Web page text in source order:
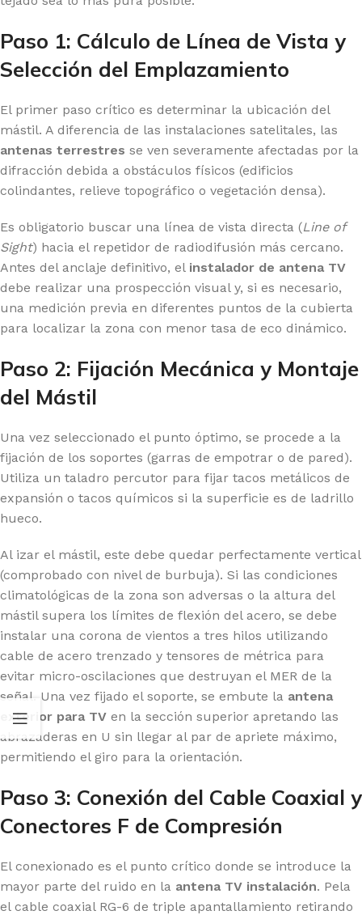
Paso 1: Cálculo de Línea de Vista y
Selección del Emplazamiento
El primer paso crítico es determinar la ubicación del
mástil. A diferencia de las instalaciones satelitales, las
antenas terrestres se ven severamente afectadas por la
difracción debida a obstáculos físicos (edificios
colindantes, relieve topográfico o vegetación densa).
Es obligatorio buscar una línea de vista directa (Line of
Sight) hacia el repetidor de radiodifusión más cercano.
Antes del anclaje definitivo, el instalador de antena TV
debe realizar una prospección visual y, si es necesario,
una medición previa en diferentes puntos de la cubierta
para localizar la zona con menor tasa de eco dinámico.
Paso 2: Fijación Mecánica y Montaje
del Mástil
Una vez seleccionado el punto óptimo, se procede a la
fijación de los soportes (garras de empotrar o de pared).
Utiliza un taladro percutor para fijar tacos metálicos de
expansión o tacos químicos si la superficie es de ladrillo
hueco.
Al izar el mástil, este debe quedar perfectamente vertical
(comprobado con nivel de burbuja). Si las condiciones
climatológicas de la zona son adversas o la altura del
mástil supera los límites de flexión del acero, se debe
instalar una corona de vientos a tres hilos utilizando
cable de acero trenzado y tensores de métrica para
evitar micro-oscilaciones que destruyan el MER de la
señal. Una vez fijado el soporte, se embute la antena
exterior para TV en la sección superior apretando las
abrazaderas en U sin llegar al par de apriete máximo,
permitiendo el giro para la orientación.
Paso 3: Conexión del Cable Coaxial y
Conectores F de Compresión
El conexionado es el punto crítico donde se introduce la
mayor parte del ruido en la antena TV instalación. Pela
el cable coaxial RG-6 de triple apantallamiento retirando